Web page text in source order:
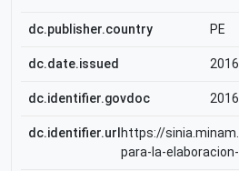
dc.publisher.country PE
dc.date.issued
dc.identifier.govdoc
dc.identifier.url https://
para-la-